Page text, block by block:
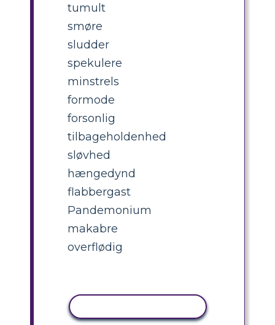
tumult
smøre
sludder
spekulere
minstrels
formode
forsonlig
tilbageholdenhed
sløvhed
hængedynd
flabbergast
Pandemonium
makabre
overflødig